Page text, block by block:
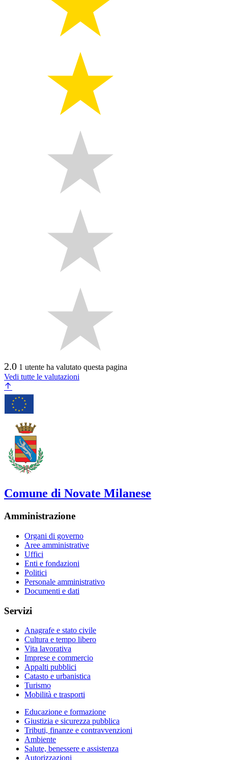
2.0 1 utente ha valutato questa pagina
Vedi tutte le valutazioni
Comune di Novate Milanese
Amministrazione
Organi di governo
Aree amministrative
Uffici
Enti e fondazioni
Politici
Personale amministrativo
Documenti e dati
Servizi
Anagrafe e stato civile
Cultura e tempo libero
Vita lavorativa
Imprese e commercio
Appalti pubblici
Catasto e urbanistica
Turismo
Mobilità e trasporti
Educazione e formazione
Giustizia e sicurezza pubblica
Tributi, finanze e contravvenzioni
Ambiente
Salute, benessere e assistenza
Autorizzazioni